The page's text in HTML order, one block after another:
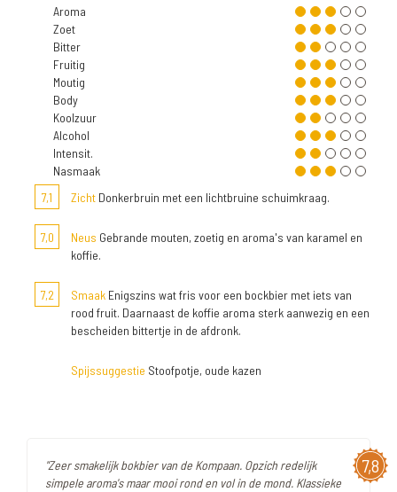
Aroma
Zoet
Bitter
Fruitig
Moutig
Body
Koolzuur
Alcohol
Intensit.
Nasmaak
7,1
Zicht Donkerbruin met een lichtbruine schuimkraag.
7,0 Neus Gebrande mouten, zoetig en aroma's van karamel en
koffie.
7,2 Smaak Enigszins wat fris voor een bockbier met iets van
rood fruit. Daarnaast de koffie aroma sterk aanwezig en een
bescheiden bittertje in de afdronk.
Spijssuggestie Stoofpotje, oude kazen
7,8
"Zeer smakelijk bokbier van de Kompaan. Opzich redelijk
simpele aroma's maar mooi rond en vol in de mond. Klassieke